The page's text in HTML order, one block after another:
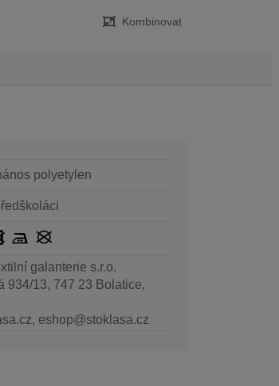
Kombinovat
polyetylen
galanterie s.r.o.
934/13, 747 23 Bolatice,
eshop@stoklasa.cz